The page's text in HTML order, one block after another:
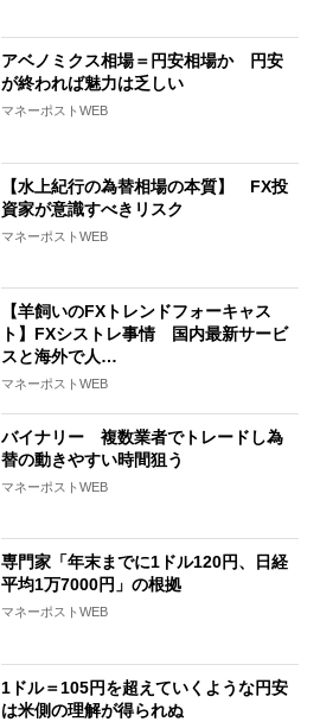
アベノミクス相場＝円安相場か 円安
が終われば魅力は乏しい
マネーポストWEB
【水上紀行の為替相場の本質】 FX投
資家が意識すべきリスク
マネーポストWEB
【羊飼いのFXトレンドフォーキャス
ト】FXシストレ事情 国内最新サービ
スと海外で人…
マネーポストWEB
バイナリー 複数業者でトレードし為
替の動きやすい時間狙う
マネーポストWEB
専門家「年末までに1ドル120円、日経
平均1万7000円」の根拠
マネーポストWEB
1ドル＝105円を超えていくような円安
は米側の理解が得られぬ